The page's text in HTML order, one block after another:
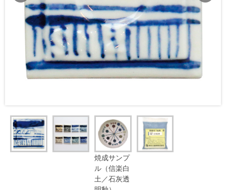
焼成サンプ
ル（信楽白
土／石灰透